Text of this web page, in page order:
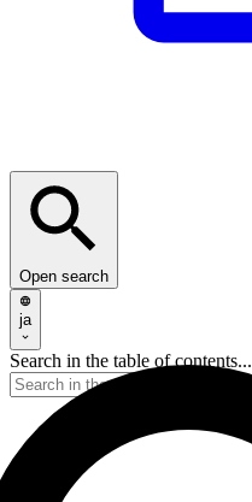
Open search
ja
Search in the table of contents...